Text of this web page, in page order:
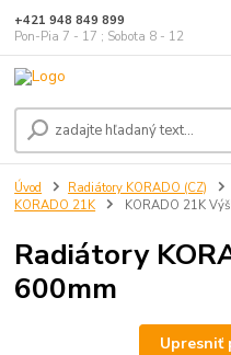
+421 948 849 899
Pon-Pia 7 - 17 ; Sobota 8 - 12
Úvod Radiátory KORADO (CZ)
KORADO 21K
KORADO 21K
Radiátory
600mm
Upresniť